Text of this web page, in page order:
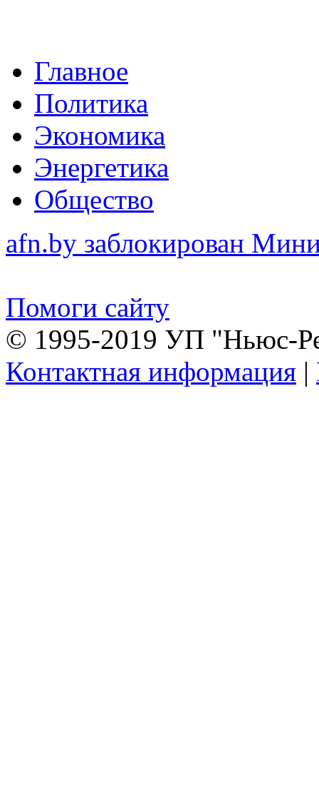
Главное
Политика
Экономика
Энергетика
Общество
afn.by заблокирован
Помоги сайту
© 1995-2019 УП "Ньюс-
Контактная информация |